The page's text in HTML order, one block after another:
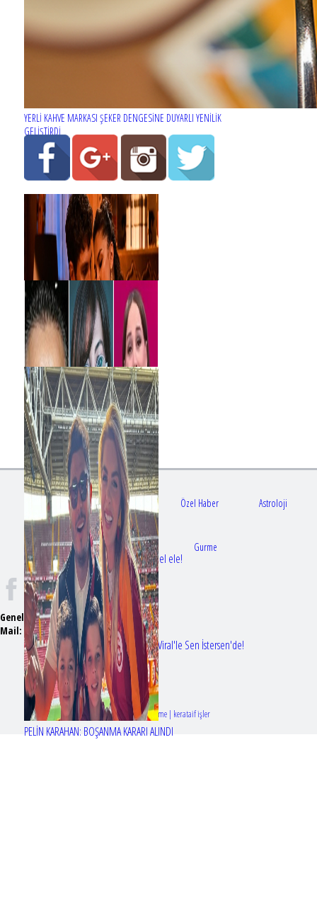
YERLİ KAHVE MARKASI ŞEKER DENGESİNE DUYARLI YENİLİK
GELİŞTİRDİ
Bir dizi aşkı daha gerçek oldu: Sette el ele!
Erol Köse'nin mektupları ilk kez Nur Viral'le Sen İstersen'de!
PELİN KARAHAN: BOŞANMA KARARI ALINDI
Gündem Sağlık Özel Haber Astroloji
Doktorlar Gurme
Genel Yayın Yönetmeni:Seyhan Erdağ
Mail:
emizmagazin@gmail.com
Tasarım & Geliştirme | kerataif işler